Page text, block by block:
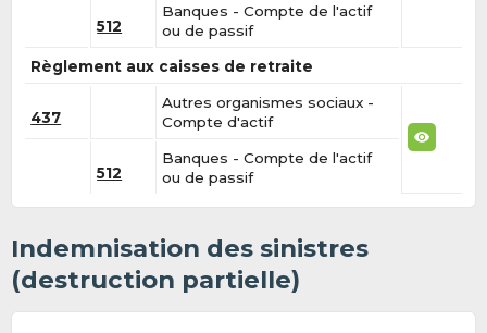
512
Banques - Compte de l'actif
ou de passif
Règlement aux caisses de retraite
437
Autres organismes sociaux -
Compte d'actif
512
Banques - Compte de l'actif
ou de passif
Indemnisation des sinistres
(destruction partielle)